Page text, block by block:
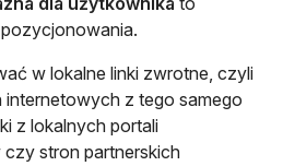
w lokalne linki zwrotne, czyli
z tego samego
z lokalnych portali
stron partnerskich